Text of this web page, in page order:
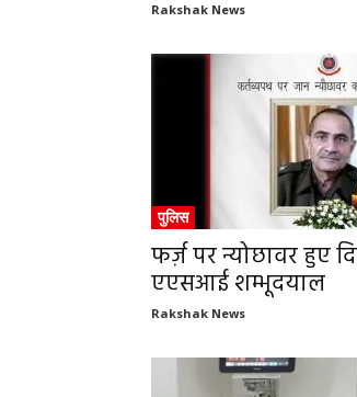
Rakshak News
पुलिस
फर्ज़ पर न्योछावर हुए
एएसआई शम्भूदयाल
Rakshak News